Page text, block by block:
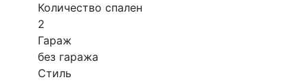
Количество спален
2
Гараж
без гаража
Стиль